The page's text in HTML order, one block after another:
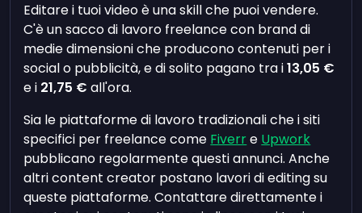
Editare i tuoi video è una skill che puoi vendere.
C'è un sacco di lavoro freelance con brand di
medie dimensioni che producono contenuti per i
social o pubblicità, e di solito pagano tra i13,05 €
e i 21,75 € all'ora.
Sia le piattaforme di lavoro tradizionali che i siti
specifici per freelance come Fiverre Upwork
pubblicano regolarmente questi annunci. Anche
altri content creator postano lavori di editing su
queste piattaforme. Contattare direttamente i